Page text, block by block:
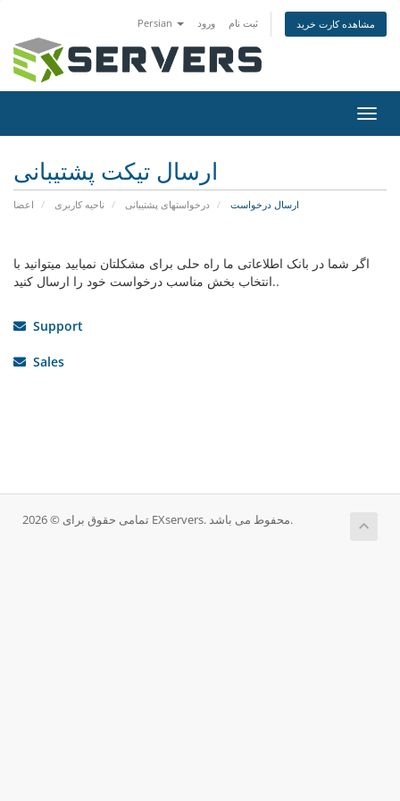
Persian ورود ثبت نام مشاهده کارت خرید
تغییر
ارسال تیکت پشتیبانی
اعضا ناحیه کاربری درخواستهای پشتیبانی ارسال درخواست
اگر شما در بانک اطلاعاتی ما راه حلی برای مشکلتان نمیابید میتوانید با
انتخاب بخش مناسب درخواست خود را ارسال کنید..
Support
Sales
تمامی حقوق برای © 2026 EXservers. محفوط می باشد.